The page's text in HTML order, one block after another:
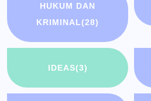
HUKUM DAN
KRIMINAL(28)
IDEAS(3)